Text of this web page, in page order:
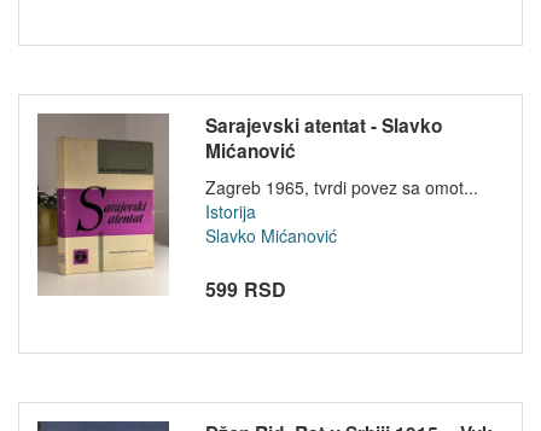
Sarajevski atentat - Slavko
Mićanović
Zagreb 1965, tvrdi povez sa omot...
Istorija
Slavko Mićanović
599 RSD